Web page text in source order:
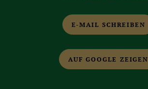
E-MAIL SCHREIBEN
AUF GOOGLE ZEIGEN